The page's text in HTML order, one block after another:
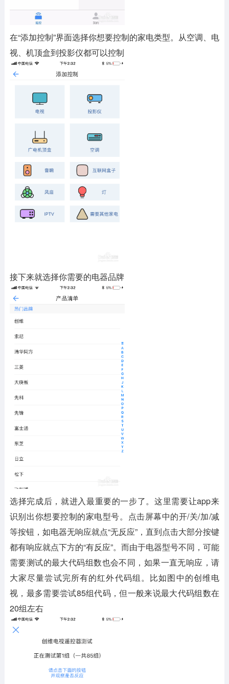
在“添加控制”界面选择你想要控制的家电类型。从空调、电
视、机顶盒到投影仪都可以控制
接下来就选择你需要的电器品牌
选择完成后，就进入最重要的一步了。这里需要让app来
识别出你想要控制的家电型号。点击屏幕中的开/关/加/减
等按钮，如电器无响应就点“无反应”，直到点击大部分按键
都有响应就点下方的“有反应”。而由于电器型号不同，可能
需要测试的最大代码组数也会不同，如果一直无响应，请
大家尽量尝试完所有的红外代码组。比如图中的创维电
视，最多需要尝试85组代码，但一般来说最大代码组数在
20组左右